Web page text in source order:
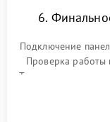
6.
Подключение
Проверка работы
Тестирование
остаточного